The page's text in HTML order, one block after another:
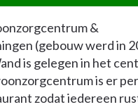
&
(gebouw werd in
is gelegen in het
is er
zodat iedereen